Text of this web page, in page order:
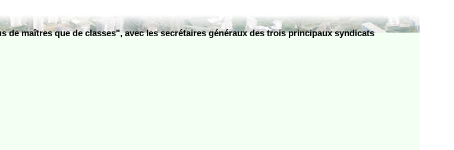
de maîtres que de classes", avec les secrétaires généraux des trois principaux syndicats